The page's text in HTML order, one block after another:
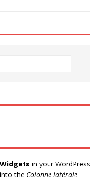
in your WordPress
the Colonne latérale